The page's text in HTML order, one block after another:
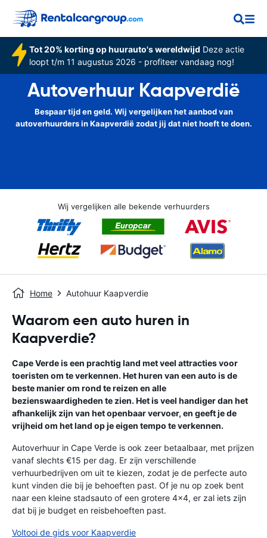
Tot 20% korting op huurauto's wereldwijd Deze actie
loopt t/m 11 augustus 2026 - profiteer vandaag nog!
Autoverhuur Kaapverdië
Bespaar tijd en geld. Wij vergelijken het aanbod van
autoverhuurders in Kaapverdië zodat jij dat niet hoeft te doen.
Wij vergelijken alle bekende verhuurders
Home Autohuur Kaapverdie
Waarom een auto huren in
Kaapverdie?
Cape Verde is een prachtig land met veel attracties voor
toeristen om te verkennen. Het huren van een auto is de
beste manier om rond te reizen en alle
bezienswaardigheden te zien. Het is veel handiger dan het
afhankelijk zijn van het openbaar vervoer, en geeft je de
vrijheid om het land op je eigen tempo te verkennen.
Autoverhuur in Cape Verde is ook zeer betaalbaar, met prijzen
vanaf slechts €15 per dag. Er zijn verschillende
verhuurbedrijven om uit te kiezen, zodat je de perfecte auto
kunt vinden die bij je behoeften past. Of je nu op zoek bent
naar een kleine stadsauto of een grotere 4x4, er zal iets zijn
dat bij je budget en reisbehoeften past.
Voltooi de gids voor Kaapverdie